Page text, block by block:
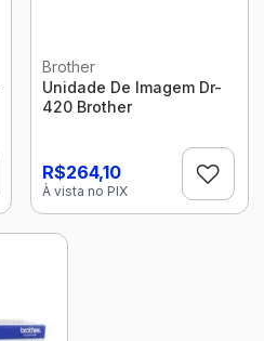
Brother
Unidade De Imagem Dr-
420 Brother
R$264,10
À vista no PIX